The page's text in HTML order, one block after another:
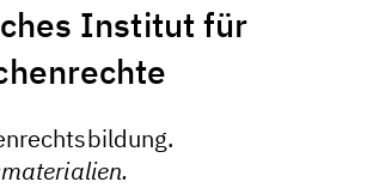
Institut für